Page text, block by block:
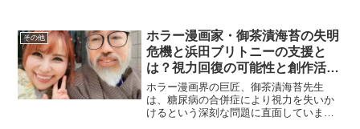
「大間の最強漁師」とも称されていまし
た。藤枝さんの人生は、異...
その他
ホラー漫画家・御茶漬海苔の失明
危機と浜田ブリトニーの支援と
は？視力回復の可能性と創作活動
への挑戦に迫る
ホラー漫画界の巨匠、御茶漬海苔先生
は、糖尿病の合併症により視力を失いか
けるという深刻な問題に直面していま